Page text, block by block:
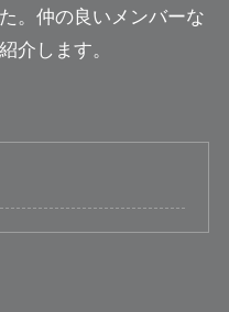
。仲の良いメンバーな
介します。